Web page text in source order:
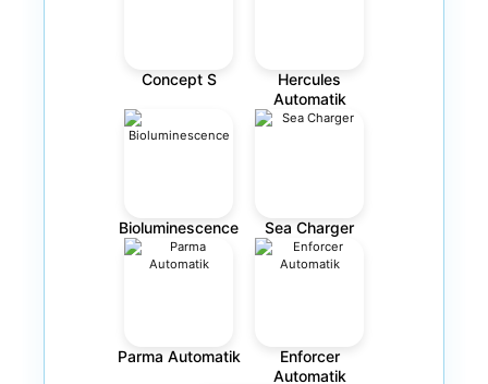
Concept S
Hercules
Automatik
Bioluminescence Sea Charger
Parma Automatik
Enforcer
Automatik